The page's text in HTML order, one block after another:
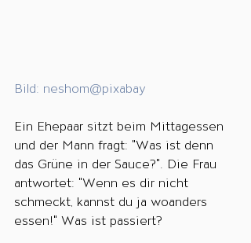
Bild: neshom@pixabay
Ein Ehepaar sitzt beim Mittagessen
und der Mann fragt: "Was ist denn
das Grüne in der Sauce?". Die Frau
antwortet: "Wenn es dir nicht
schmeckt, kannst du ja woanders
essen!" Was ist passiert?